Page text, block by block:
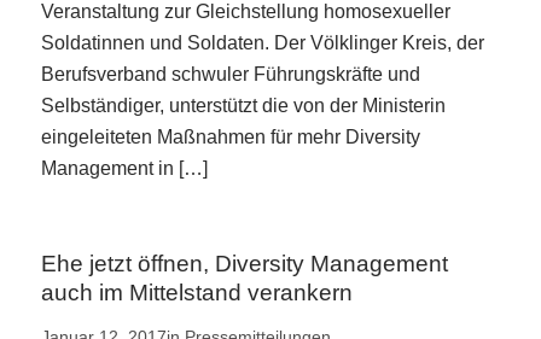
Veranstaltung zur Gleichstellung homosexueller
Soldatinnen und Soldaten. Der Völklinger Kreis, der
Berufsverband schwuler Führungskräfte und
Selbständiger, unterstützt die von der Ministerin
eingeleiteten Maßnahmen für mehr Diversity
Management in […]
Ehe jetzt öffnen, Diversity Management
auch im Mittelstand verankern